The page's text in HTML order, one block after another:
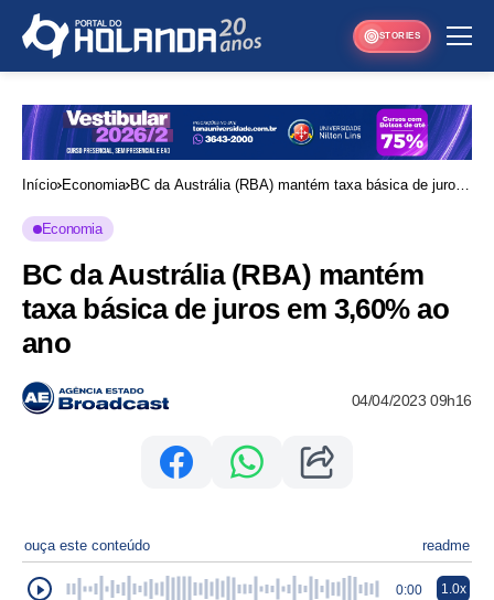
STORIES
Início Economia BC da Austrália (RBA) mantém taxa básica de juros
Economia
BC da Austrália (RBA) mantém
taxa básica de juros em 3,60% ao
ano
04/04/2023 09h16
ouça este conteúdo readme
0:00 1.0x